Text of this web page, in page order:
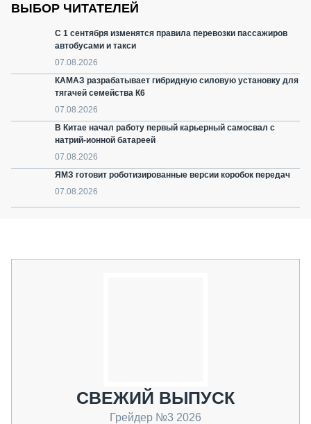
ВЫБОР ЧИТАТЕЛЕЙ
С 1 сентября изменятся правила перевозки пассажиров
автобусами и такси
07.08.2026
КАМАЗ разрабатывает гибридную силовую установку для
тягачей семейства К6
07.08.2026
В Китае начал работу первый карьерный самосвал с
натрий-ионной батареей
07.08.2026
ЯМЗ готовит роботизированные версии коробок передач
07.08.2026
СВЕЖИЙ ВЫПУСК
Грейдер №3 2026